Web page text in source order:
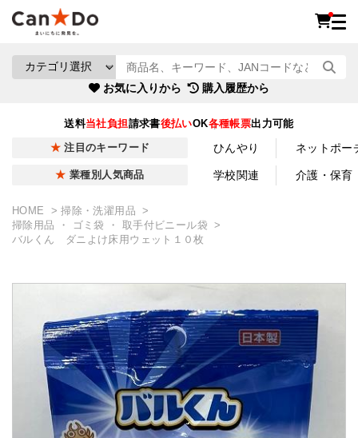
お気に入りから 購入履歴から
送料当社負担請求書後払いOK各種帳票出力可能
注目のキーワード ひんやり ネットポー
業種別人気商品 学校関連 介護・保育
HOME
掃除・洗濯用品
掃除用品 ・ ゴミ袋 ・ 取手付ビニール袋
バルくん ダニよけ床用ウェット１０枚